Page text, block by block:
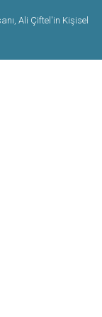
Ali Çiftel'in Kişisel